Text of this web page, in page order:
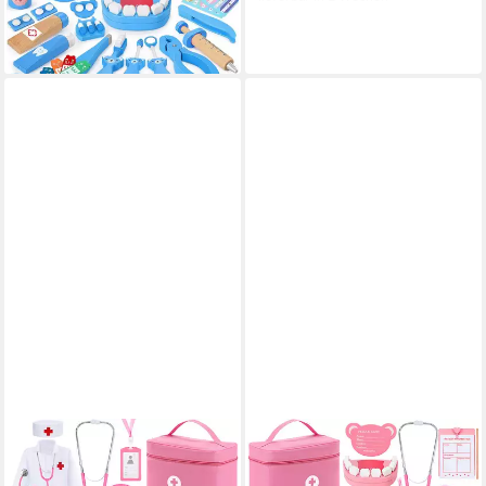
Holz mit hochsimulierendem
Stethoskop, 1-tlg), Spielset für
medizinisches Personal für
-44%
lieferbar - in 4-5 Werktagen bei dir
POPOLIC
Spielzeug-Arztkoffer Holz
POPOLIC
Spielzeug-Arztkoffer Holz-